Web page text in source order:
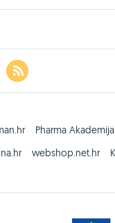
Pharma Akademija
webshop.net.hr